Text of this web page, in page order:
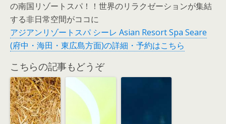
の南国リゾートスパ！！世界のリラクゼーションが集結
する非日常空間がココに
アジアンリゾートスパ シーレ Asian Resort Spa Seare
(府中・海田・東広島方面)の詳細・予約はこちら
こちらの記事もどうぞ